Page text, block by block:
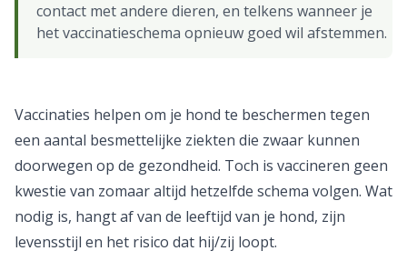
contact met andere dieren, en telkens wanneer je
het vaccinatieschema opnieuw goed wil afstemmen.
Vaccinaties helpen om je hond te beschermen tegen
een aantal besmettelijke ziekten die zwaar kunnen
doorwegen op de gezondheid. Toch is vaccineren geen
kwestie van zomaar altijd hetzelfde schema volgen. Wat
nodig is, hangt af van de leeftijd van je hond, zijn
levensstijl en het risico dat hij/zij loopt.